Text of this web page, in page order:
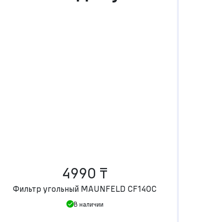
4990 ₸
Фильтр угольный MAUNFELD CF140С
В наличии